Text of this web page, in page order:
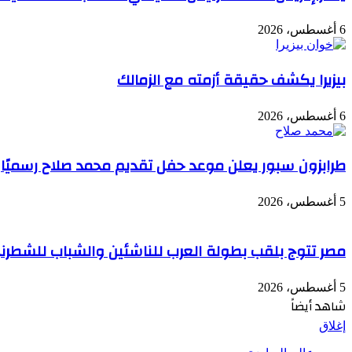
6 أغسطس، 2026
بيزيرا يكشف حقيقة أزمته مع الزمالك
6 أغسطس، 2026
طرابزون سبور يعلن موعد حفل تقديم محمد صلاح رسميًا
5 أغسطس، 2026
مصر تتوج بلقب بطولة العرب للناشئين والشباب
5 أغسطس، 2026
شاهد أيضاً
إغلاق